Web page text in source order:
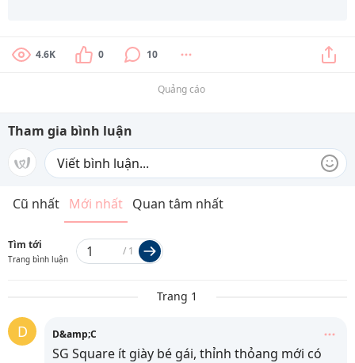
4.6K 0 10
Quảng cáo
Tham gia bình luận
Cũ nhất Mới nhất Quan tâm nhất
Tìm tới
Trang bình luận
/ 1
Trang 1
D D&amp;C
SG Square ít giày bé gái, thỉnh thỏang mới có